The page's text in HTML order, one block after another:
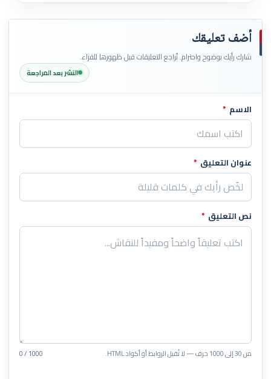
أضف تعليقك
شارك رأيك بوضوح واحترام. تُراجع التعليقات قبل ظهورها للقراء.
النشر بعد المراجعة
اترك هذا الحقل فارغاً
الاسم *
عنوان التعليق *
نص التعليق *
من 30 إلى 1000 حرف — لا تُقبل الروابط أو أكواد HTML. 0 / 1000